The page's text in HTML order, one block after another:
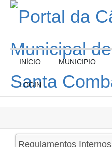
INÍCIO MUNICIPIO
LOGIN
Regulamentos Internos